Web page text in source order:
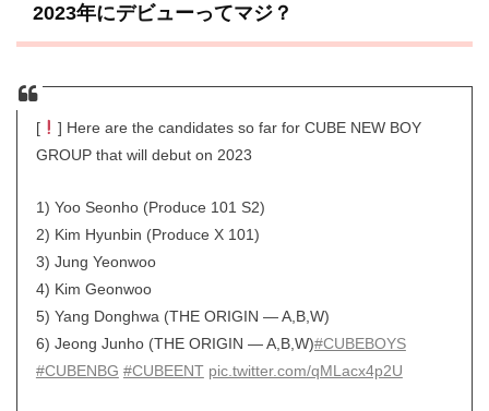
2023年にデビューってマジ？
[
] Here are the candidates so far for CUBE NEW BOY
GROUP that will debut on 2023
1) Yoo Seonho (Produce 101 S2)
2) Kim Hyunbin (Produce X 101)
3) Jung Yeonwoo
4) Kim Geonwoo
5) Yang Donghwa (THE ORIGIN — A,B,W)
6) Jeong Junho (THE ORIGIN — A,B,W)#CUBEBOYS
#CUBENBG #CUBEENT pic.twitter.com/qMLacx4p2U